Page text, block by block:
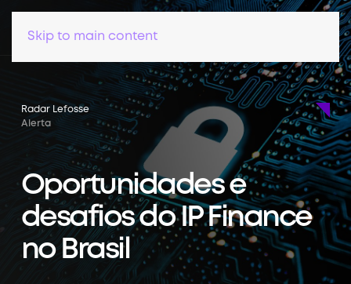
Skip to main content
Radar Lefosse
Alerta
Oportunidades e
desafios do IP Finance
no Brasil